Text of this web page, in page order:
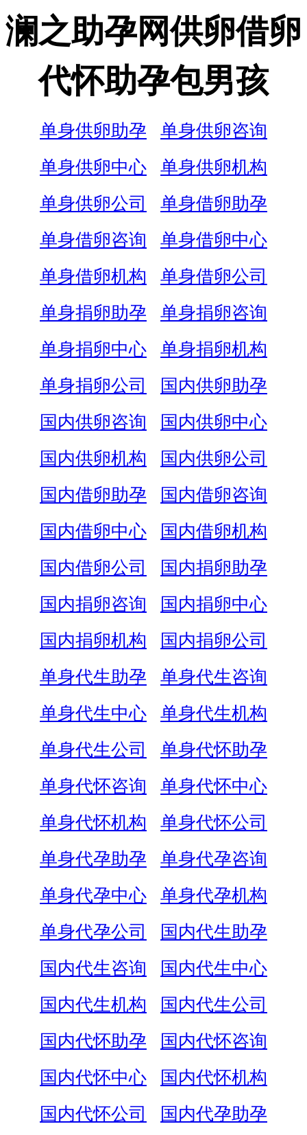
澜之助孕网供卵借卵
代怀助孕包男孩
单身供卵助孕
单身供卵咨询
单身供卵中心
单身供卵机构
单身供卵公司
单身借卵助孕
单身借卵咨询
单身借卵中心
单身借卵机构
单身借卵公司
单身捐卵助孕
单身捐卵咨询
单身捐卵中心
单身捐卵机构
单身捐卵公司
国内供卵助孕
国内供卵咨询
国内供卵中心
国内供卵机构
国内供卵公司
国内借卵助孕
国内借卵咨询
国内借卵中心
国内借卵机构
国内借卵公司
国内捐卵助孕
国内捐卵咨询
国内捐卵中心
国内捐卵机构
国内捐卵公司
单身代生助孕
单身代生咨询
单身代生中心
单身代生机构
单身代生公司
单身代怀助孕
单身代怀咨询
单身代怀中心
单身代怀机构
单身代怀公司
单身代孕助孕
单身代孕咨询
单身代孕中心
单身代孕机构
单身代孕公司
国内代生助孕
国内代生咨询
国内代生中心
国内代生机构
国内代生公司
国内代怀助孕
国内代怀咨询
国内代怀中心
国内代怀机构
国内代怀公司
国内代孕助孕